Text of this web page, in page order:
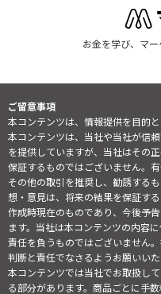
お金を学び、マ
ご留意事項
本コンテンツは、情報提供を目的と
本コンテンツは、当社や当社が信
を提供していますが、当社はその
保証するものではございません。
その他の取引を推奨し、勧誘する
想・意見は、将来の結果を保証す
作成時現在のものであり、今後予
ます。当社は本コンテンツの内容
責任を負うものではございません
判断と責任でなさるようお願いいた
本コンテンツでは当社でお取扱し
る部分があります。商品ごとに手